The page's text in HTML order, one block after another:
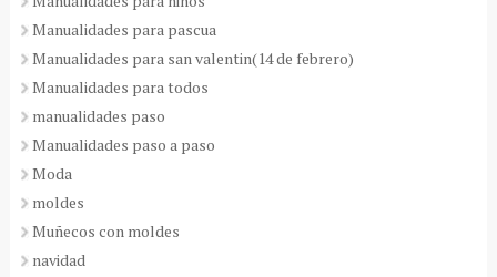
Manualidades para pascua
Manualidades para san valentin(14 de febrero)
Manualidades para todos
manualidades paso
Manualidades paso a paso
Moda
moldes
Muñecos con moldes
navidad